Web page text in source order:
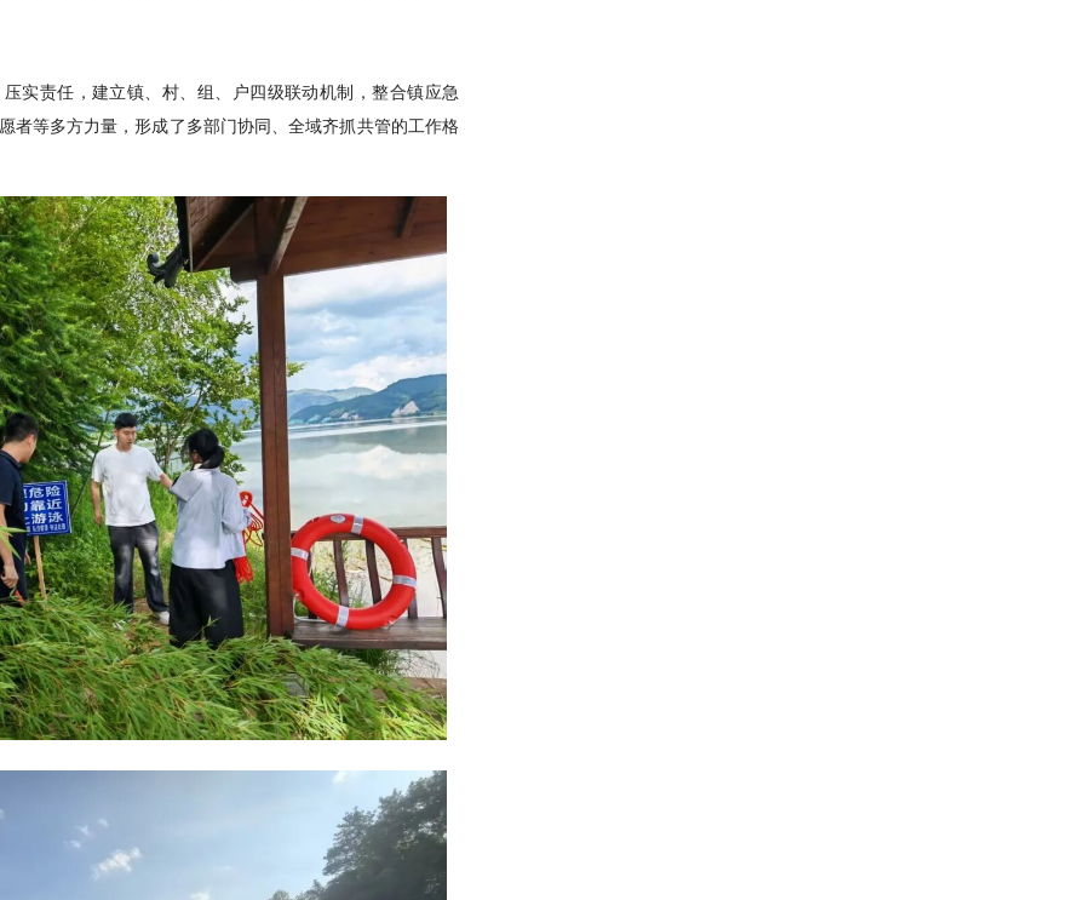
实责任，建立镇、村、组、户四级联动机制，整合镇应急
者等多方力量，形成了多部门协同、全域齐抓共管的工作格